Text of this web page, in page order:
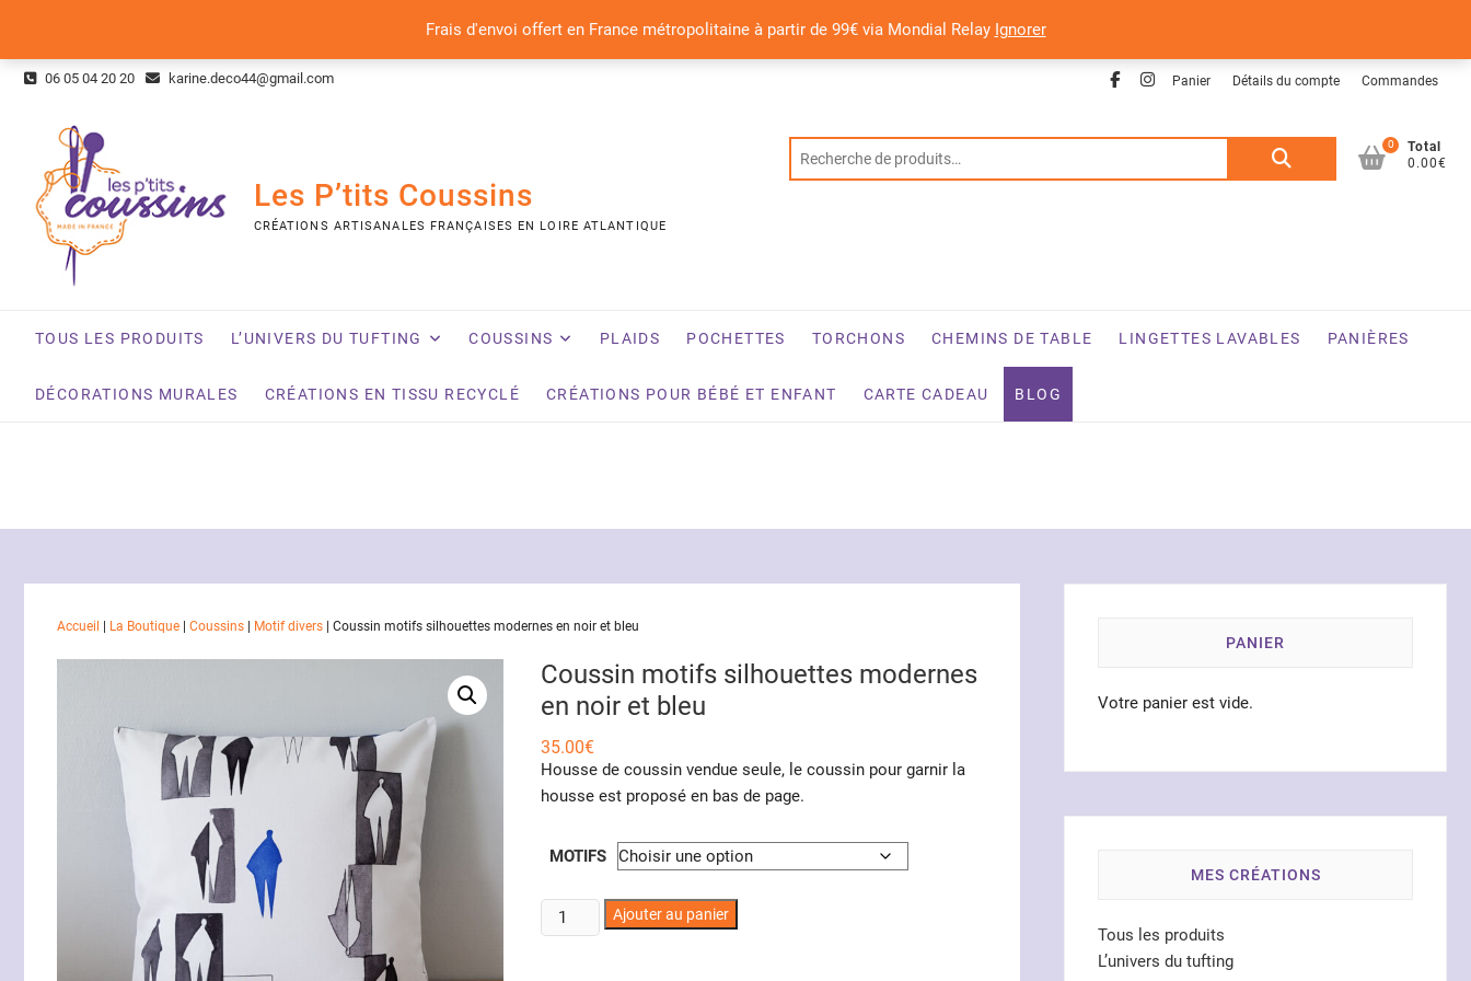
Frais d'envoi offert en France métropolitaine à partir de 99€ via Mondial Relay Ignorer
Skip
06 05 04 20 20 karine.deco44@gmail.com Facebook
Instagram
Panier Détails du compte Commandes
Les P’tits Coussins
CRÉATIONS ARTISANALES FRANÇAISES EN LOIRE ATLANTIQUE
Recherche
0
Total
0.00€
TOUS LES PRODUITS L’UNIVERS DU TUFTING COUSSINS PLAIDS POCHETTES TORCHONS CHEMINS DE TABLE LINGETTES LAVABLES PANIÈRES
DÉCORATIONS MURALES CRÉATIONS EN TISSU RECYCLÉ CRÉATIONS POUR BÉBÉ ET ENFANT CARTE CADEAU BLOG
Accueil La Boutique Coussins Motif divers Coussin motifs silhouettes modernes en noir et bleu
Coussin motifs silhouettes modernes
en noir et bleu
35.00€
Housse de coussin vendue seule, le coussin pour garnir la
housse est proposé en bas de page.
MOTIFS
quantité
de
Ajouter au panier
PANIER
Votre panier est vide.
MES CRÉATIONS
Tous les produits
L’univers du tufting